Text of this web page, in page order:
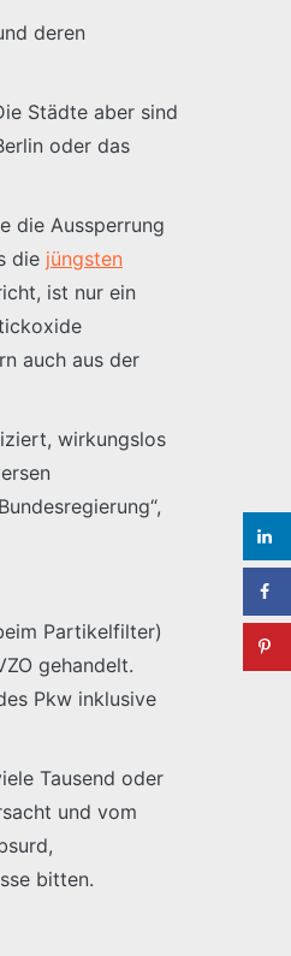
deren
Städte aber sind
oder das
die Aussperrung
die jüngsten
ist nur ein
auch aus der
wirkungslos
Partikelfilter)
gehandelt.
Pkw inklusive
Tausend oder
und vom
bitten.